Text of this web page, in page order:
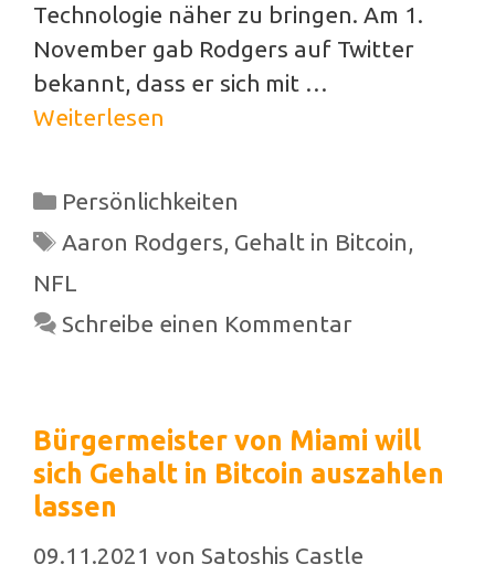
Technologie näher zu bringen. Am 1.
November gab Rodgers auf Twitter
bekannt, dass er sich mit …
Weiterlesen
Kategorien
Persönlichkeiten
Schlagwörter
Aaron Rodgers, Gehalt in Bitcoin,
NFL
Schreibe einen Kommentar
Bürgermeister von Miami will
sich Gehalt in Bitcoin auszahlen
lassen
09.11.2021 von Satoshis Castle